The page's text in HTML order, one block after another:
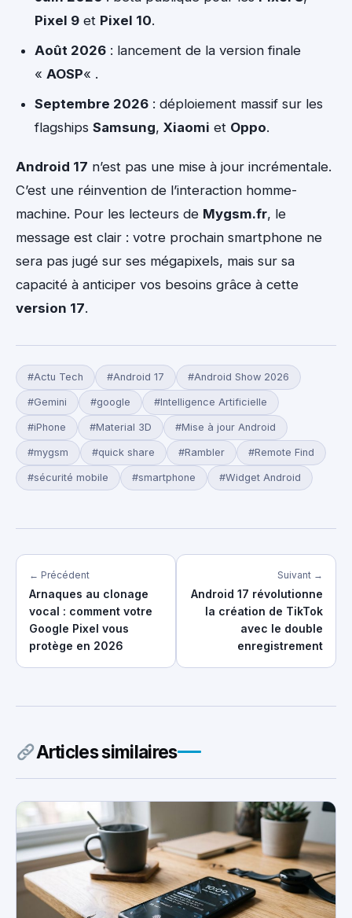
Pixel 9 et Pixel 10.
Août 2026 : lancement de la version finale
« AOSP« .
Septembre 2026 : déploiement massif sur les
flagships Samsung, Xiaomi et Oppo.
Android 17 n’est pas une mise à jour incrémentale.
C’est une réinvention de l’interaction homme-
machine. Pour les lecteurs de Mygsm.fr, le
message est clair : votre prochain smartphone ne
sera pas jugé sur ses mégapixels, mais sur sa
capacité à anticiper vos besoins grâce à cette
version 17.
#Actu Tech #Android 17 #Android Show 2026
#Gemini #google #Intelligence Artificielle
#iPhone #Material 3D #Mise à jour Android
#mygsm #quick share #Rambler #Remote Find
#sécurité mobile #smartphone #Widget Android
← Précédent
Arnaques au clonage
vocal : comment votre
Google Pixel vous
protège en 2026
Suivant →
Android 17 révolutionne
la création de TikTok
avec le double
enregistrement
Articles similaires